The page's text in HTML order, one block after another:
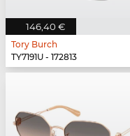
146,40 €
Tory Burch
TY7191U - 172813